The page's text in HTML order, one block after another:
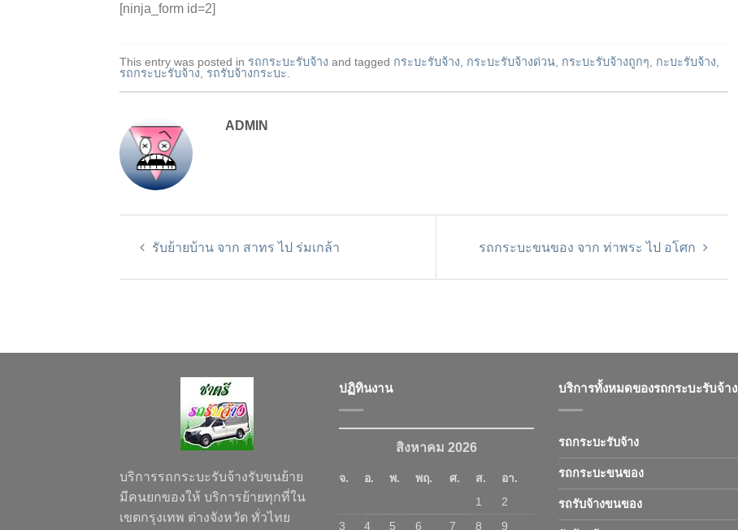
[ninja_form id=2]
This entry was posted in รถกระบะรับจ้าง and tagged กระบะรับจ้าง กระบะรับจ้างด่วน กระบะรับจ้างถูกๆ กะบะรับจ้าง
รถกระบะรับจ้าง
รถรับจ้างกระบะ
ADMIN
รับย้ายบ้าน จาก สาทร ไป ร่มเกล้า รถกระบะขนของ จาก ท่าพระ ไป อโศก
บริการรถกระบะรับจ้างรับขนย้าย
มีคนยกของให้ บริการย้ายทุกที่ใน
เขตกรุงเทพ ต่างจังหวัด ทั่วไทย
ปฏิทินงาน
สิงหาคม 2026
จ. อ. พ. พฤ. ศ. ส.
อา.
1
2
3
4 5 6 7 8 9
บริการทั้งหมดของรถกระบะรับจ้าง
รถกระบะรับจ้าง
รถกระบะขนของ
รถรับจ้างขนของ